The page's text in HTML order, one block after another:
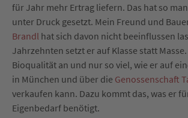
für Jahr mehr Ertrag liefern. Das hat so
unter Druck gesetzt. Mein Freund und
Brandl hat sich davon nicht beeinflussen
Jahrzehnten setzt er auf Klasse statt
Bioqualität an und nur so viel, wie er auf
in München und über die Genossenschaft
verkaufen kann. Dazu kommt das, was er
Eigenbedarf benötigt.